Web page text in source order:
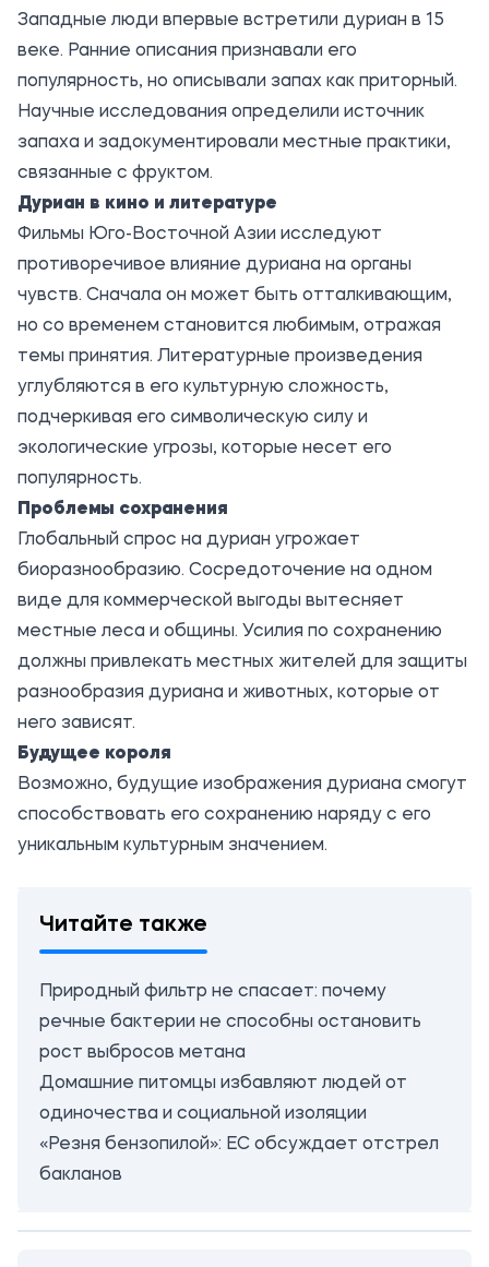
Западные люди впервые встретили дуриан в 15
веке. Ранние описания признавали его
популярность, но описывали запах как приторный.
Научные исследования определили источник
запаха и задокументировали местные практики,
связанные с фруктом.
Дуриан в кино и литературе
Фильмы Юго-Восточной Азии исследуют
противоречивое влияние дуриана на органы
чувств. Сначала он может быть отталкивающим,
но со временем становится любимым, отражая
темы принятия. Литературные произведения
углубляются в его культурную сложность,
подчеркивая его символическую силу и
экологические угрозы, которые несет его
популярность.
Проблемы сохранения
Глобальный спрос на дуриан угрожает
биоразнообразию. Сосредоточение на одном
виде для коммерческой выгоды вытесняет
местные леса и общины. Усилия по сохранению
должны привлекать местных жителей для защиты
разнообразия дуриана и животных, которые от
него зависят.
Будущее короля
Возможно, будущие изображения дуриана смогут
способствовать его сохранению наряду с его
уникальным культурным значением.
Читайте также
Природный фильтр не спасает: почему
речные бактерии не способны остановить
рост выбросов метана
Домашние питомцы избавляют людей от
одиночества и социальной изоляции
«Резня бензопилой»: ЕС обсуждает отстрел
бакланов